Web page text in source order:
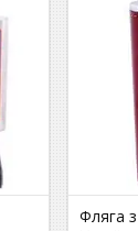
Фляга з